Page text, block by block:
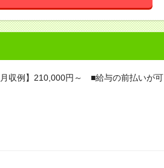
収例】210,000円～ ■給与の前払いが可